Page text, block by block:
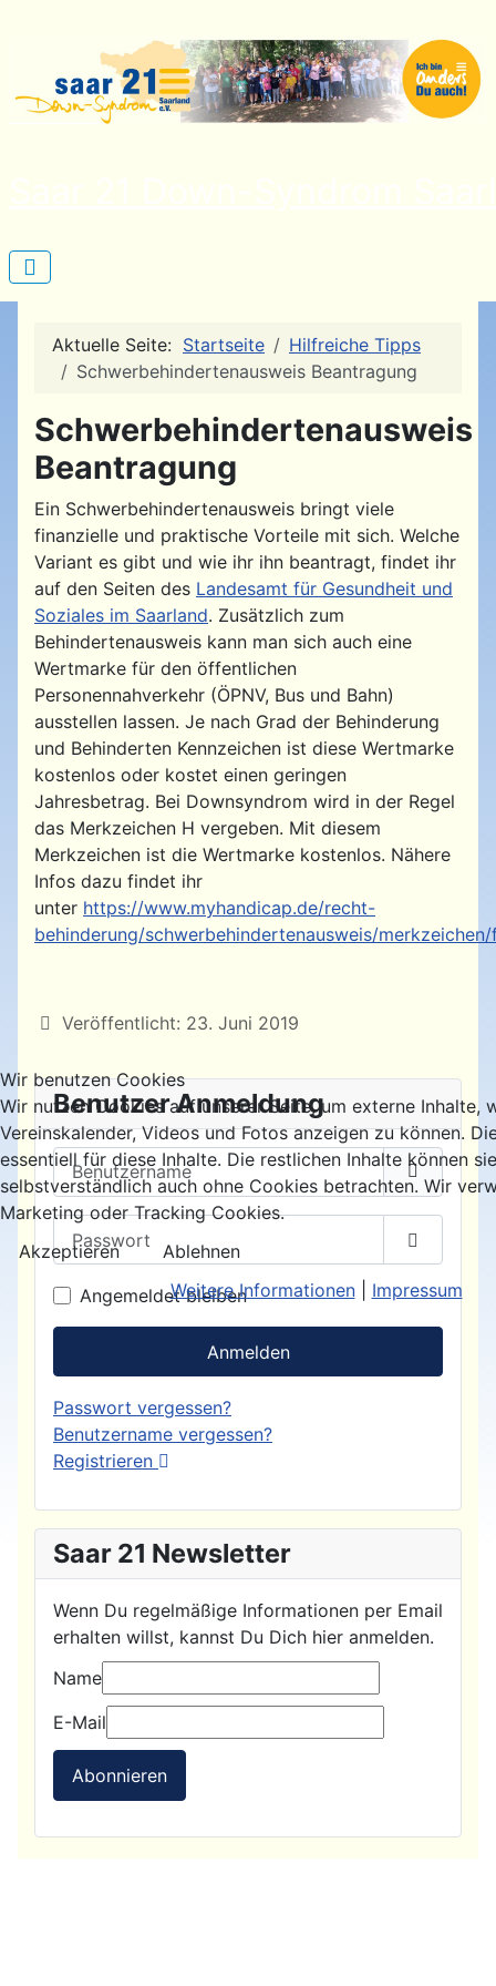
Aktuelle Seite: Startseite
Hilfreiche Tipps
Schwerbehindertenausweis Beantragung
Schwerbehindertenausweis
Beantragung
Ein Schwerbehindertenausweis bringt viele
finanzielle und praktische Vorteile mit sich. Welche
Variant es gibt und wie ihr ihn beantragt, findet ihr
auf den Seiten des Landesamt für Gesundheit und
Soziales im Saarland. Zusätzlich zum
Behindertenausweis kann man sich auch eine
Wertmarke für den öffentlichen
Personennahverkehr (ÖPNV, Bus und Bahn)
ausstellen lassen. Je nach Grad der Behinderung
und Behinderten Kennzeichen ist diese Wertmarke
kostenlos oder kostet einen geringen
Jahresbetrag. Bei Downsyndrom wird in der Regel
das Merkzeichen H vergeben. Mit diesem
Merkzeichen ist die Wertmarke kostenlos. Nähere
Infos dazu findet ihr
unter https://www.myhandicap.de/recht-
behinderung/schwerbehindertenausweis/
Details
Veröffentlicht: 23. Juni 2019
Benutzer Anmeldung
Benutzername
Passwort
Passwort
Angemeldet bleiben
Anmelden
Passwort vergessen?
Benutzername vergessen?
Registrieren
Saar 21 Newsletter
Wenn Du regelmäßige Informationen per Email
erhalten willst, kannst Du Dich hier anmelden.
Name
E-Mail
Abonnieren
Wir benutzen Cookies
Wir nutzen Cookies auf unserer Seite, um externe Inhalte,
Vereinskalender, Videos und Fotos anzeigen zu können.
essentiell für diese Inhalte. Die restlichen Inhalte können sie
selbstverständlich auch ohne Cookies betrachten. Wir
Marketing oder Tracking Cookies.
Akzeptieren
Ablehnen
Weitere Informationen| Impressum